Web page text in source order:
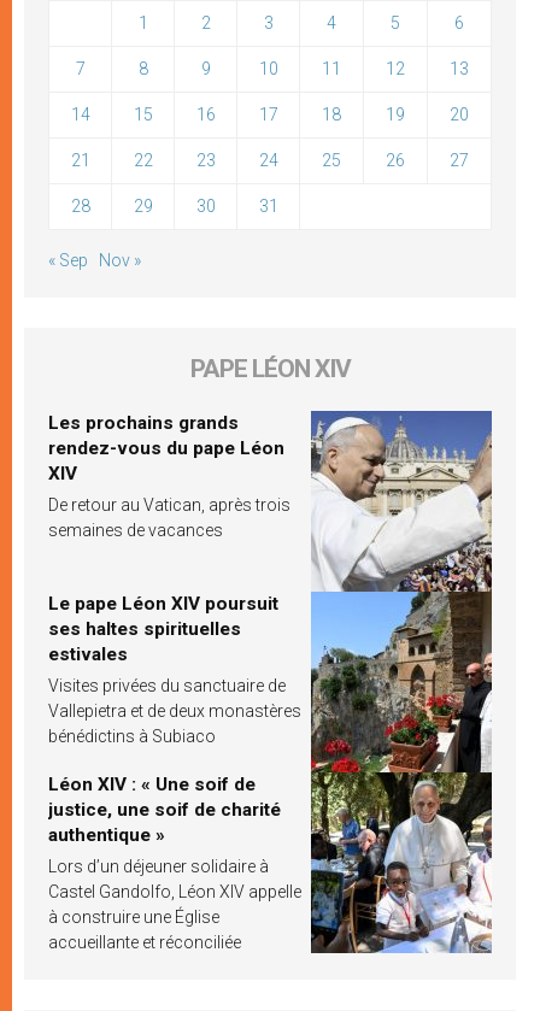
1 2 3 4 5 6
7 8 9 10 11 12 13
14 15 16 17 18 19 20
21 22 23 24 25 26 27
28 29 30 31
« Sep Nov »
PAPE LÉON XIV
Les prochains grands
rendez-vous du pape Léon
XIV
De retour au Vatican, après trois
semaines de vacances
Le pape Léon XIV poursuit
ses haltes spirituelles
estivales
Visites privées du sanctuaire de
Vallepietra et de deux monastères
bénédictins à Subiaco
Léon XIV : « Une soif de
justice, une soif de charité
authentique »
Lors d’un déjeuner solidaire à
Castel Gandolfo, Léon XIV appelle
à construire une Église
accueillante et réconciliée